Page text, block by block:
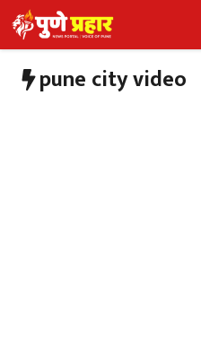
Skip
to
contentpune city video